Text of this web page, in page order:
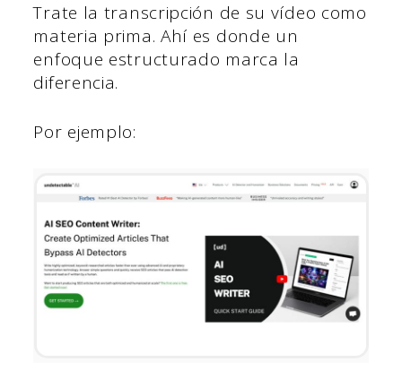
Trate la transcripción de su vídeo como
materia prima. Ahí es donde un
enfoque estructurado marca la
diferencia.
Por ejemplo: